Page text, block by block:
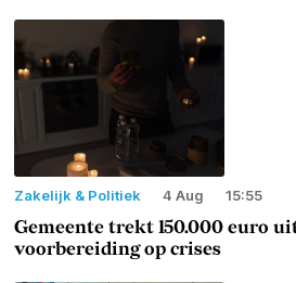
Zakelijk & Politiek 4 Aug 15:55
Gemeente trekt 150.000 euro
voorbereiding op crises